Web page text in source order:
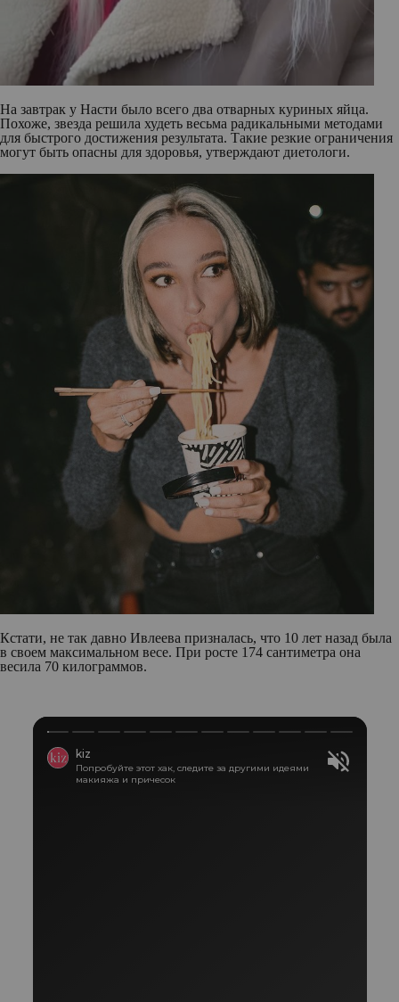
На завтрак у Насти было всего два отварных куриных яйца.
Похоже, звезда решила худеть весьма радикальными методами
для быстрого достижения результата. Такие резкие ограничения
могут быть опасны для здоровья, утверждают диетологи.
Кстати, не так давно Ивлеева призналась, что 10 лет назад была
в своем максимальном весе. При росте 174 сантиметра она
весила 70 килограммов.